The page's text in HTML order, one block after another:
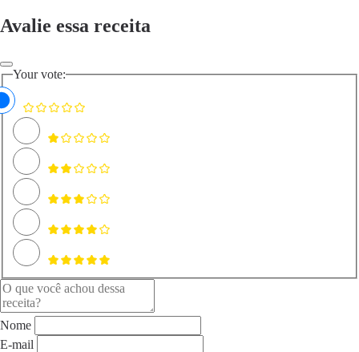
Avalie essa receita
Your vote:
Nome
E-mail